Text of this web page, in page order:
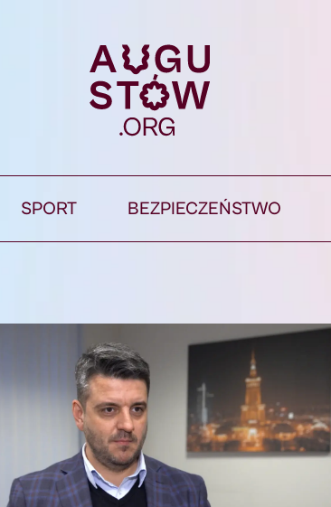
SPORT BEZPIECZEŃSTWO